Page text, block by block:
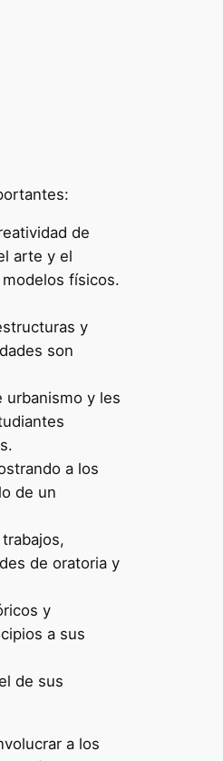
de
arte y el
físicos.
y
son
urbanismo y les
a los
de un
de oratoria y
y
a sus
de sus
a los